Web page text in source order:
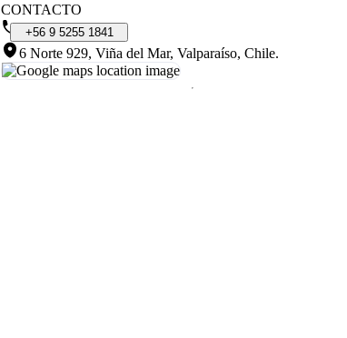
CONTACTO
+56 9 5255 1841
6 Norte 929, Viña del Mar, Valparaíso, Chile.